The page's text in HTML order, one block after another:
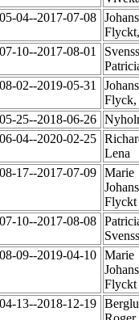
04--2017-07-08
10--2017-08-01
02--2019-05-31
25--2018-06-26
04--2020-02-25
Lena
17--2017-07-09 Marie
Flyckt
10--2017-08-08
09--2019-04-10 Marie
13--2018-12-19